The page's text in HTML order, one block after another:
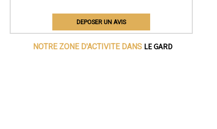
DEPOSER UN AVIS
NOTRE ZONE D'ACTIVITE DANS LE GARD